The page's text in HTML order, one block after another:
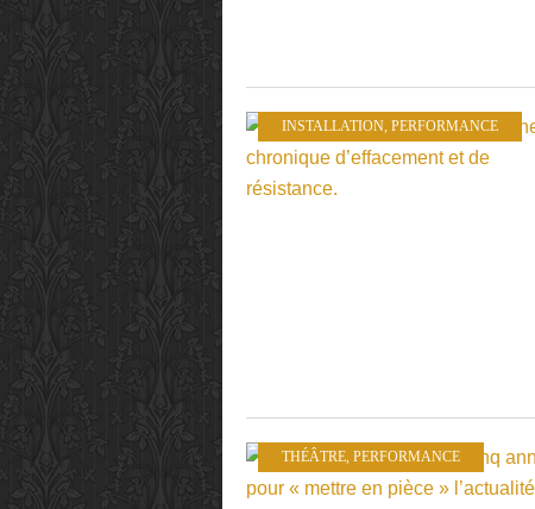
INSTALLATION PERFORMANCE
THÉÂTRE PERFORMANCE